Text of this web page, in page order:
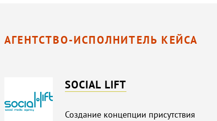
АГЕНТСТВО-ИСПОЛНИТЕЛЬ КЕЙСА
SOCIAL LIFT
Создание концепции присутствия